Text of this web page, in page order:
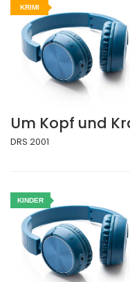
KRIMI
Um Kopf und
DRS 2001
KINDER